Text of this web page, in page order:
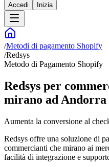
Accedi Inizia
/Metodi di pagamento Shopify
/Redsys
Metodo di Pagamento Shopify
Redsys per
mirano ad Andorra
Aumenta la conversione al
Redsys offre una soluzione di
commercianti che mirano ai
facilità di integrazione e